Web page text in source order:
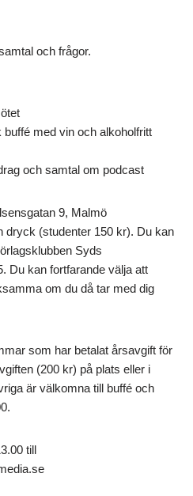
och frågor.
med vin och alkoholfritt
och samtal om podcast
9, Malmö
dryck (studenter 150 kr). Du kan
Syds
Du kan fortfarande välja att
om du då tar med dig
som har betalat årsavgift för
(200 kr) på plats eller i
är välkomna till buffé och
till